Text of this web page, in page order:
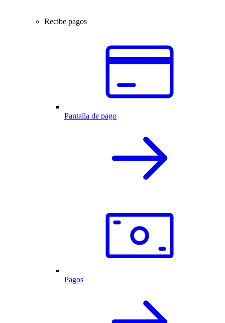
Recibe pagos
Pantalla de pago
Pagos